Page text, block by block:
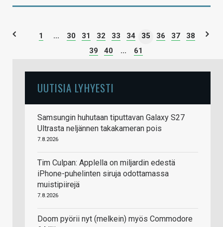
1 ... 30 31 32 33 34 35 36 37
38
39
40 ... 61
UUTISIA LYHYESTI
Samsungin huhutaan tiputtavan Galaxy S27
Ultrasta neljännen takakameran pois
7.8.2026
Tim Culpan: Applella on miljardin edestä
iPhone-puhelinten siruja odottamassa
muistipiirejä
7.8.2026
Doom pyörii nyt (melkein) myös Commodore